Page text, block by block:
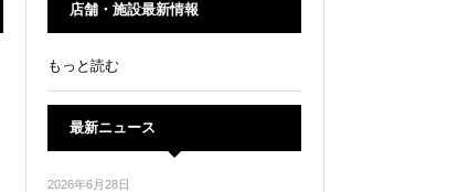
店舗・施設最新情報
もっと読む
最新ニュース
2026年6月28日